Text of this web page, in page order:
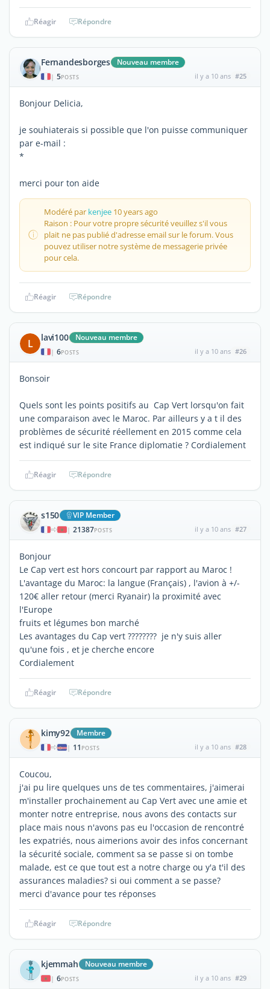
Réagir Répondre
Fernandesborges Nouveau membre
| 5POSTS il y a 10 ans #25
Bonjour Delicia,
je souhiaterais si possible que l'on puisse communiquer
par e-mail :
*
merci pour ton aide
Modéré par kenjee 10 years ago
Raison : Pour votre propre sécurité veuillez s'il vous
plait ne pas publié d'adresse email sur le forum. Vous
pouvez utiliser notre système de messagerie privée
pour cela.
Réagir Répondre
L lavi100 Nouveau membre
| 6POSTS il y a 10 ans #26
Bonsoir
Quels sont les points positifs au Cap Vert lorsqu'on fait
une comparaison avec le Maroc. Par ailleurs y a t il des
problèmes de sécurité réellement en 2015 comme cela
est indiqué sur le site France diplomatie ? Cordialement
Réagir Répondre
s150 VIP Member
| 21387POSTS il y a 10 ans #27
Bonjour
Le Cap vert est hors concourt par rapport au Maroc !
L'avantage du Maroc: la langue (Français) , l'avion à +/-
120€ aller retour (merci Ryanair) la proximité avec
l'Europe
fruits et légumes bon marché
Les avantages du Cap vert ???????? je n'y suis aller
qu'une fois , et je cherche encore
Cordialement
Réagir Répondre
kimy92 Membre
| 11 POSTS il y a 10 ans #28
Coucou,
j'ai pu lire quelques uns de tes commentaires, j'aimerai
m'installer prochainement au Cap Vert avec une amie et
monter notre entreprise, nous avons des contacts sur
place mais nous n'avons pas eu l'occasion de rencontré
les expatriés, nous aimerions avoir des infos concernant
la sécurité sociale, comment sa se passe si on tombe
malade, est ce que tout est a notre charge ou y'a t'il des
assurances maladies? si oui comment a se passe?
merci d'avance pour tes réponses
Réagir Répondre
kjemmah Nouveau membre
| 6POSTS il y a 10 ans #29